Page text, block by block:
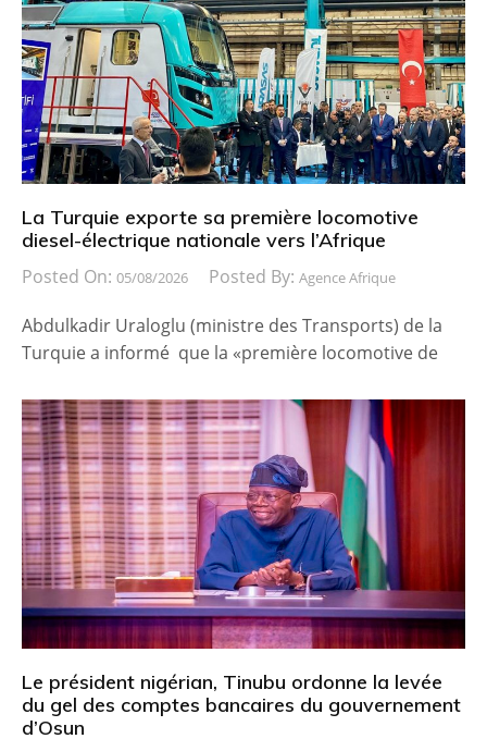
La Turquie exporte sa première locomotive
diesel-électrique nationale vers l’Afrique
Posted On: 05/08/2026 Posted By: Agence Afrique
Abdulkadir Uraloglu (ministre des Transports) de la
Turquie a informé que la «première locomotive de
Le président nigérian, Tinubu ordonne la levée
du gel des comptes bancaires du gouvernement
d’Osun